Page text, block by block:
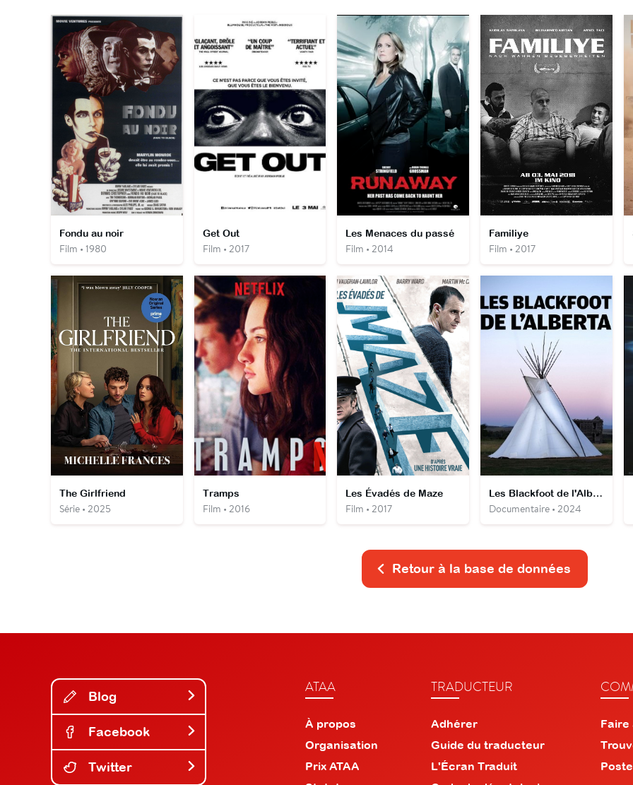
Fondu au noir
Film • 1980
Get Out
Film • 2017
Les Menaces du passé
Film • 2014
Familiye
Film • 2017
The Girlfriend
Série • 2025
Tramps
Film • 2016
Les Évadés de Maze
Film • 2017
Les Blackfoot de l'Alberta - Sur la piste des peuples premiers
Documentaire • 2024
Retour à la base de données
Blog
Facebook
Twitter
ATAA
À propos
Organisation
Prix ATAA
TRADUCTEUR
Adhérer
Guide du traducteur
L'Écran Traduit